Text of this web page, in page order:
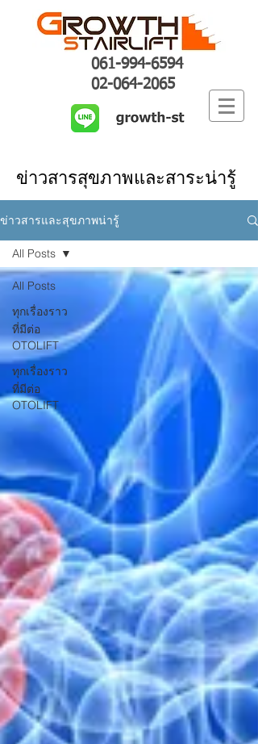
061-994-6594
02-064-2065
ข่าวสารสุขภาพและสาระน่ารู้
ข่าวสารและสุขภาพน่ารู้
All Posts
ทุกเรื่องราว
ที่มีต่อ
OTOLIFT
ทุกเรื่องราว
ที่มีต่อ
OTOLIFT
All Posts